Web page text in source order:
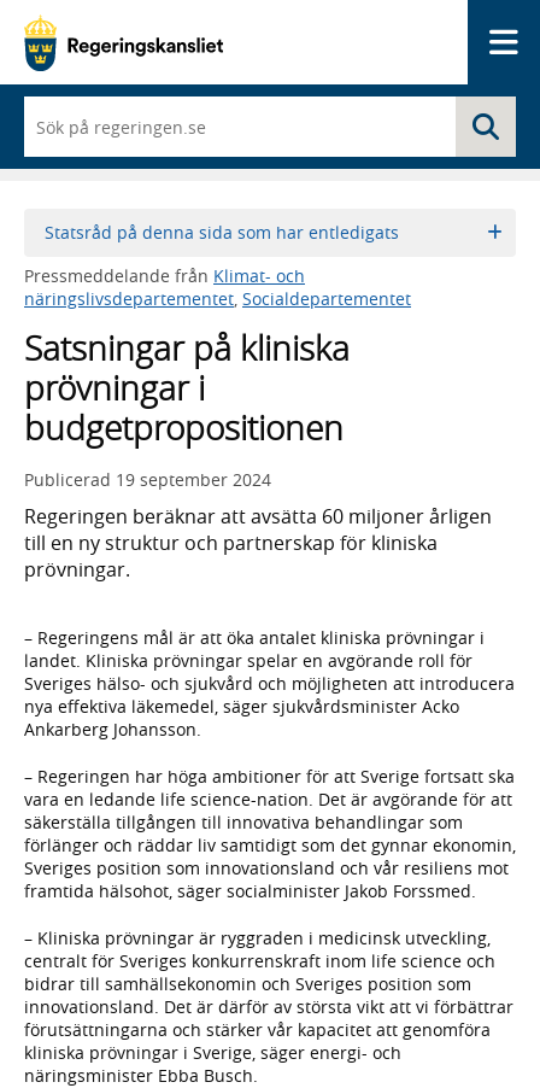
du
börjar
skriva
framträder
lista
med
sökförslag
Statsråd på denna sida som har entledigats
Pressmeddelande från Klimat- och
näringslivsdepartementet Socialdepartementet
Satsningar på kliniska
prövningar i
budgetpropositionen
Publicerad 19 september 2024
Regeringen beräknar att avsätta 60 miljoner årligen
till en ny struktur och partnerskap för kliniska
prövningar.
– Regeringens mål är att öka antalet kliniska prövningar i
landet. Kliniska prövningar spelar en avgörande roll för
Sveriges hälso- och sjukvård och möjligheten att introducera
nya effektiva läkemedel, säger sjukvårdsminister Acko
Ankarberg Johansson.
– Regeringen har höga ambitioner för att Sverige fortsatt ska
vara en ledande life science-nation. Det är avgörande för att
säkerställa tillgången till innovativa behandlingar som
förlänger och räddar liv samtidigt som det gynnar ekonomin,
Sveriges position som innovationsland och vår resiliens mot
framtida hälsohot, säger socialminister Jakob Forssmed.
– Kliniska prövningar är ryggraden i medicinsk utveckling,
centralt för Sveriges konkurrenskraft inom life science och
bidrar till samhällsekonomin och Sveriges position som
innovationsland. Det är därför av största vikt att vi förbättrar
förutsättningarna och stärker vår kapacitet att genomföra
kliniska prövningar i Sverige, säger energi- och
näringsminister Ebba Busch.